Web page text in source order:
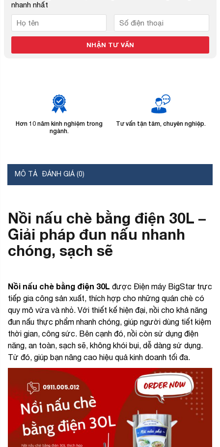
nhanh nhất
Hơn 10 năm kinh nghiệm trong
ngành.
Tư vấn tận tâm, chuyên nghiệp.
MÔ TẢ ĐÁNH GIÁ (0)
Nồi nấu chè bằng điện 30L –
Giải pháp đun nấu nhanh
chóng, sạch sẽ
Nồi nấu chè bằng điện 30L được Điện máy BigStar trực
tiếp gia công sản xuất, thích hợp cho những quán chè có
quy mô vừa và nhỏ. Với thiết kế hiện đại, nồi cho khả năng
đun nấu thực phẩm nhanh chóng, giúp người dùng tiết kiệm
thời gian, công sức. Bên cạnh đó, nồi còn sử dụng điện
năng, an toàn, sạch sẽ, không khói bụi, dễ dàng sử dụng.
Từ đó, giúp bạn nâng cao hiệu quả kinh doanh tối đa.